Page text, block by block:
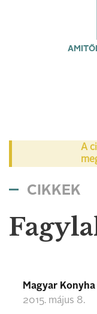
A
CIKKEK
Magyar Konyha
2015. május 8.